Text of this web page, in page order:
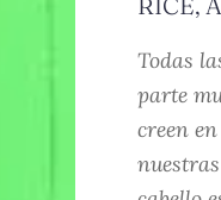
Todas
parte
creen